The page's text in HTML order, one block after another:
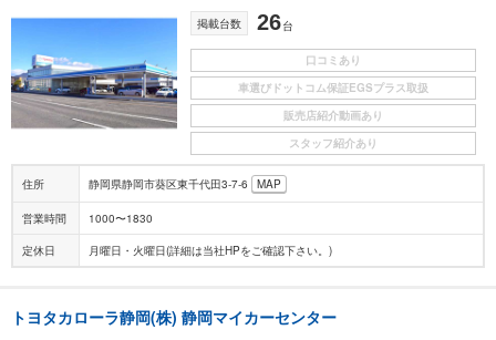
掲載台数 26台
口コミあり
車選びドットコム保証EGSプラス取扱
販売店紹介動画あり
スタッフ紹介あり
住所 静岡県静岡市葵区東千代田3-7-6 MAP
営業時間 1000〜1830
定休日 月曜日・火曜日(詳細は当社HPをご確認下さい。)
トヨタカローラ静岡(株) 静岡マイカーセンター